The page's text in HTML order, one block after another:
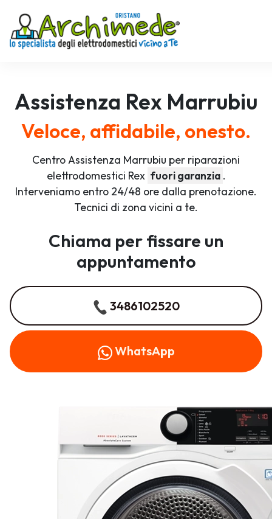
Assistenza Rex Marrubiu
Veloce, affidabile, onesto.
Centro Assistenza Marrubiu per riparazioni
elettrodomestici Rex fuori garanzia .
Interveniamo entro 24/48 ore dalla prenotazione.
Tecnici di zona vicini a te.
Chiama per fissare un
appuntamento
3486102520
WhatsApp